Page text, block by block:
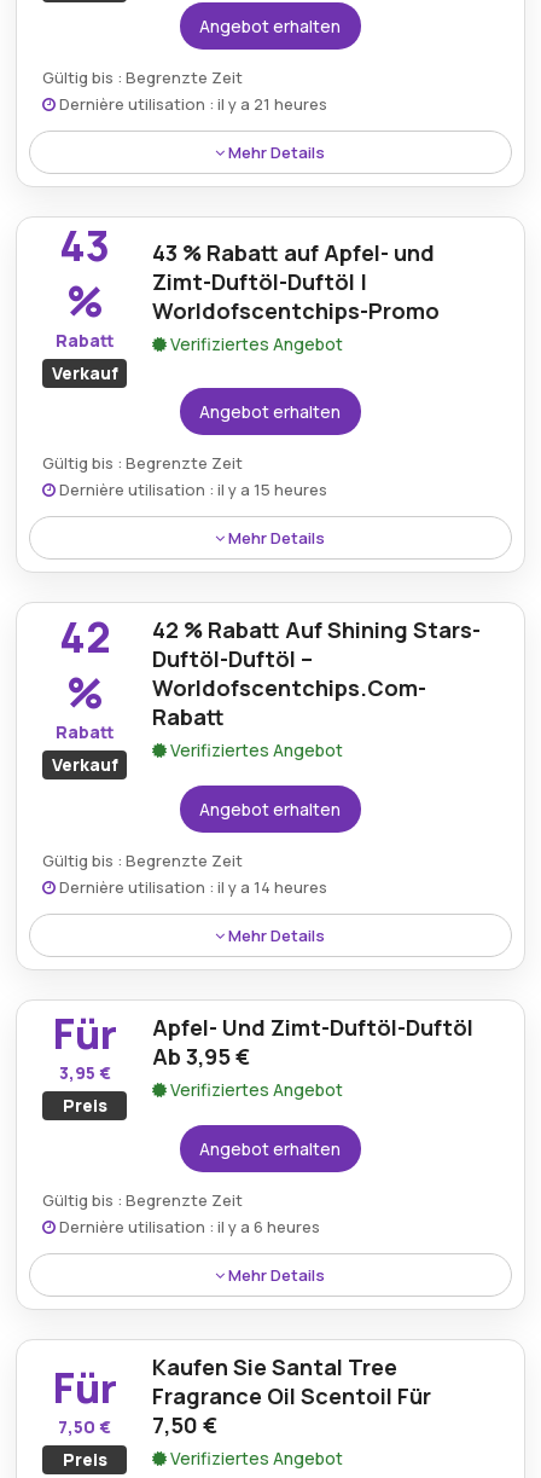
Angebot erhalten
Gültig bis : Begrenzte Zeit
Dernière utilisation : il y a 21 heures
Mehr Details
Sparen Sie 50 % beim Duftöl „Snow Angel“ mit dem
Worldofscentchips-Rabatt, sodass Sie Ihr Zuhause
zum halben Preis mit dem süßen, gemütlichen Duft
von „Snow Angel“ erfüllen können.
43
%
Rabatt
Verkauf
43 % Rabatt auf Apfel- und
Zimt-Duftöl-Duftöl |
Worldofscentchips-Promo
Verifiziertes Angebot
Angebot erhalten
Gültig bis : Begrenzte Zeit
Dernière utilisation : il y a 15 heures
Mehr Details
Erhalten Sie 43 % Rabatt auf das Apfel- und Zimt-
Duftöl mit der Worldofscentchips-Aktion und
schaffen Sie eine warme und einladende
Atmosphäre mit der herrlichen Kombination aus
Apfel und Zimt.
42
%
Rabatt
Verkauf
42 % Rabatt Auf Shining Stars-
Duftöl-Duftöl –
Worldofscentchips.Com-
Rabatt
Verifiziertes Angebot
Angebot erhalten
Gültig bis : Begrenzte Zeit
Dernière utilisation : il y a 14 heures
Mehr Details
Erhalten Sie 42 % Rabatt auf das Shining Stars
Fragrance Oil Scentoil bei Worldofscentchips.com,
perfekt, um Ihrem Raum mit diesem bezaubernden
Duft eine festliche oder magische Note zu verleihen.
Für
3,95 €
Preis
Apfel- Und Zimt-Duftöl-Duftöl
Ab 3,95 €
Verifiziertes Angebot
Angebot erhalten
Gültig bis : Begrenzte Zeit
Dernière utilisation : il y a 6 heures
Mehr Details
Duftöl „Apple & Cinnamon Fragrance Oil“ ist ab 3,95 €
erhältlich und bietet eine erschwingliche Möglichkeit,
die saisonale Mischung aus süßen Äpfeln und
würzigem Zimt in Ihrem Zuhause zu genießen.
Für
7,50 €
Preis
Kaufen Sie Santal Tree
Fragrance Oil Scentoil Für
7,50 €
Verifiziertes Angebot